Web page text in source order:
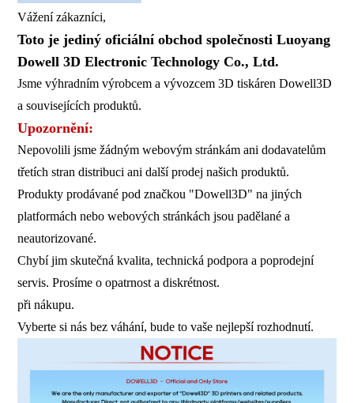
Vážení zákazníci,
Toto je jediný oficiální obchod společnosti Luoyang
Dowell 3D Electronic Technology Co., Ltd.
Jsme výhradním výrobcem a vývozcem 3D tiskáren Dowell3D
a souvisejících produktů.
Upozornění:
Nepovolili jsme žádným webovým stránkám ani dodavatelům
třetích stran distribuci ani další prodej našich produktů.
Produkty prodávané pod značkou "Dowell3D" na jiných
platformách nebo webových stránkách jsou padělané a
neautorizované.
Chybí jim skutečná kvalita, technická podpora a poprodejní
servis. Prosíme o opatrnost a diskrétnost.
při nákupu.
Vyberte si nás bez váhání, bude to vaše nejlepší rozhodnutí.